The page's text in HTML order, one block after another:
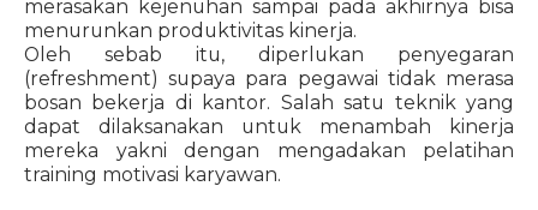
merasakan kejenuhan sampai pada akhirnya bisa
menurunkan produktivitas kinerja.
Oleh sebab itu, diperlukan penyegaran
(refreshment) supaya para pegawai tidak merasa
bosan bekerja di kantor. Salah satu teknik yang
dapat dilaksanakan untuk menambah kinerja
mereka yakni dengan mengadakan pelatihan
training motivasi karyawan.